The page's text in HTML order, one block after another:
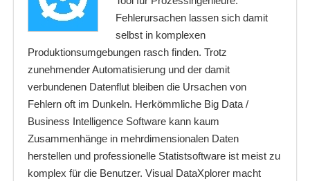
Fehlerursachen lassen sich damit
selbst in komplexen
Produktionsumgebungen rasch finden. Trotz
zunehmender Automatisierung und der damit
verbundenen Datenflut bleiben die Ursachen von
Fehlern oft im Dunkeln. Herkömmliche Big Data /
Business Intelligence Software kann kaum
Zusammenhänge in mehrdimensionalen Daten
herstellen und professionelle Statistsoftware ist meist zu
komplex für die Benutzer. Visual DataXplorer macht